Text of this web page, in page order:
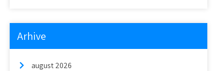
Arhive
august 2026